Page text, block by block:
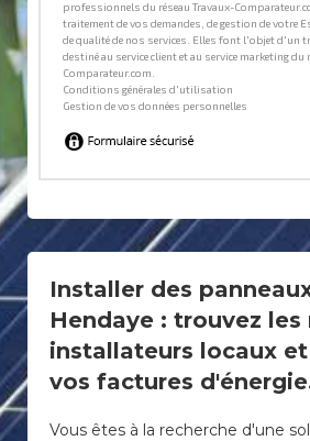
Installer des
Hendaye : trouvez les
installateurs locaux
vos factures
Vous êtes à la recherche d'une